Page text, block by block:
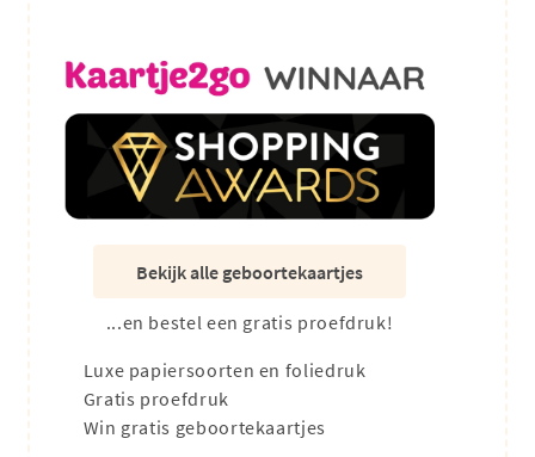
Bekijk alle geboortekaartjes
...en bestel een gratis proefdruk!
Luxe papiersoorten en foliedruk
Gratis proefdruk
Win gratis geboortekaartjes